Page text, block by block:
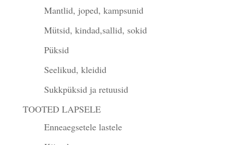
Mantlid, joped, kampsunid
Mütsid, kindad,sallid, sokid
Püksid
Seelikud, kleidid
Sukkpüksid ja retuusid
TOOTED LAPSELE
Enneaegsetele lastele